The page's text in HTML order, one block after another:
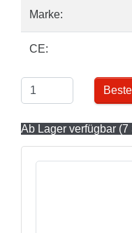
Marke:
CE:
Ab Lager verfügbar (7